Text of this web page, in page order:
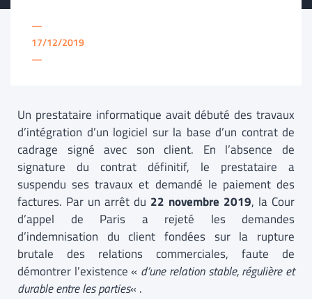
—
17/12/2019
—
Un prestataire informatique avait débuté des travaux
d’intégration d’un logiciel sur la base d’un contrat de
cadrage signé avec son client. En l’absence de
signature du contrat définitif, le prestataire a
suspendu ses travaux et demandé le paiement des
factures. Par un arrêt du 22 novembre 2019, la Cour
d’appel de Paris a rejeté les demandes
d’indemnisation du client fondées sur la rupture
brutale des relations commerciales, faute de
démontrer l’existence « d’une relation stable, régulière et
durable entre les parties« .